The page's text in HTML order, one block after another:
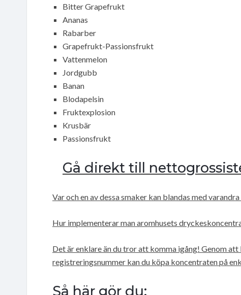
Bitter Grapefrukt
Ananas
Rabarber
Grapefrukt-Passionsfrukt
Vattenmelon
Jordgubb
Banan
Blodapelsin
Fruktexplosion
Krusbär
Passionsfrukt
Gå direkt till
Var och en av dessa smaker kan blandas med
Hur implementerar man aromhusets
Det är enklare än du tror att komma igång! Genom att
registreringsnummer kan du köpa koncentraten på
Så här gör du: